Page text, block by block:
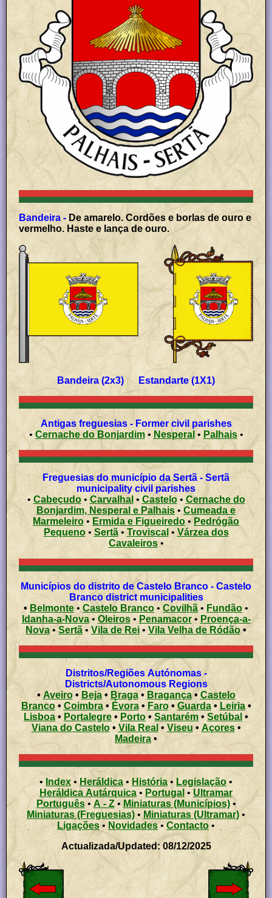
Bandeira - De amarelo. Cordões e borlas de ouro e
vermelho. Haste e lança de ouro.
Bandeira (2x3) Estandarte (1X1)
Antigas freguesias - Former civil parishes
•
Cernache do Bonjardim• Nesperal • Palhais•
Freguesias do município da Sertã - Sertã
municipality civil parishes
•Cabeçudo•Carvalhal • Castelo• Cernache do
Bonjardim, Nesperal e Palhais • Cumeada e
Marmeleiro • Ermida e Figueiredo • Pedrógão
Pequeno• Sertã• Troviscal • Várzea dos
Cavaleiros•
Municípios do distrito de Castelo Branco - Castelo
Branco district municipalities
• Belmonte •Castelo Branco • Covilhã • Fundão •
Idanha-a-Nova• Oleiros•Penamacor•Proença-a-
Nova •Sertã • Vila de Rei • Vila Velha de Ródão •
Distritos/Regiões Autónomas -
Districts/Autonomous Regions
• Aveiro• Beja• Braga• Bragança•Castelo
Branco• Coimbra• Évora• Faro• Guarda• Leiria•
Lisboa • Portalegre • Porto • Santarém • Setúbal •
Viana do Castelo•Vila Real • Viseu • Açores •
Madeira •
• Index • Heráldica • História • Legislação •
Heráldica Autárquica • Portugal •Ultramar
Português• A - Z• Miniaturas (Municípios)•
Miniaturas (Freguesias) • Miniaturas (Ultramar) •
Ligações • Novidades• Contacto•
Actualizada/Updated: 08/12/2025